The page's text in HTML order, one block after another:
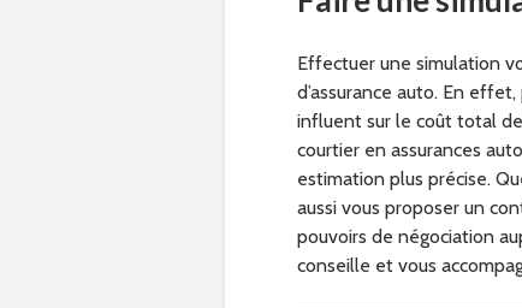
Effectuer une simulation
d’assurance auto. En
influent sur le coût total de
courtier en assurances
estimation plus précise.
aussi vous proposer un
pouvoirs de négociation
conseille et vous